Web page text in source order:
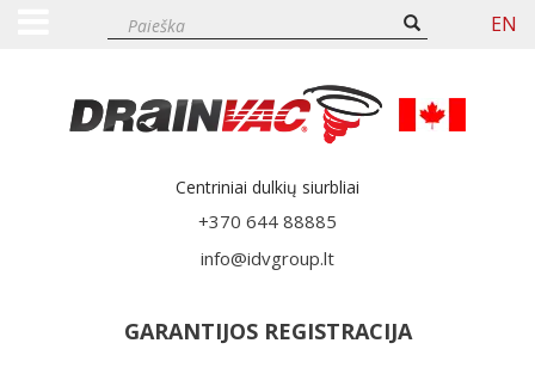
EN
Centriniai dulkių siurbliai
+370 644 88885
info@idvgroup.lt
GARANTIJOS REGISTRACIJA